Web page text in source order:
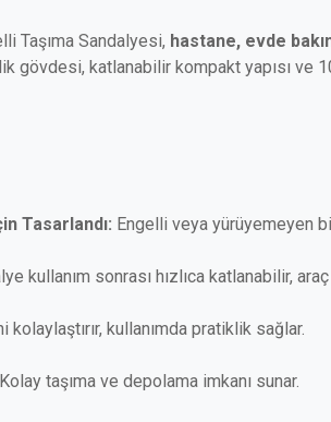
Taşıma Sandalyesi, hastane, evde
gövdesi, katlanabilir kompakt yapısı
Tasarlandı: Engelli veya yürüyemeyen
kullanım sonrası hızlıca katlanabilir,
kolaylaştırır, kullanımda pratiklik sağlar.
Kolay taşıma ve depolama imkanı sunar.